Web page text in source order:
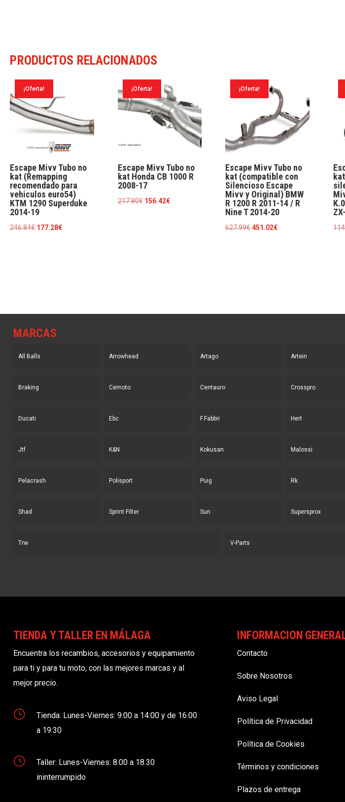
PRODUCTOS RELACIONADOS
¡Oferta!
Escape Mivv Tubo no
kat (Remapping
recomendado para
vehiculos euro54)
KTM 1290 Superduke
2014-19
246.84€ El
177.28€El
¡Oferta!
Escape Mivv Tubo no
kat Honda CB 1000 R
2008-17
217.80€ El
156.42€El
¡Oferta!
Escape Mivv Tubo no
kat (compatible con
Silencioso Escape
Mivv y Original) BMW
R 1200 R 2011-14 / R
Nine T 2014-20
627.99€El
451.02€El
MARCAS
All Balls Arrowhead Artago Artein
Braking Cemoto Centauro Crosspro
Ducati Ebc F.Fabbri Hert
Jtf K&N Kokusan Malossi
Pelacrash Polisport Puig Rk
Shad Sprint Filter Sun Supersprox
Trw V-Parts
TIENDA Y TALLER EN MÁLAGA
Encuentra los recambios, accesorios y equipamiento
para ti y para tu moto, con las mejores marcas y al
mejor precio.
}
Tienda: Lunes-Viernes: 9:00 a 14:00 y de 16:00
a 19:30
}
Taller: Lunes-Viernes: 8.00 a 18.30
ininterrumpido
INFORMACION
Contacto
Sobre Nosotros
Aviso Legal
Política de Privacidad
Política de Cookies
Términos y condiciones
Plazos de entrega